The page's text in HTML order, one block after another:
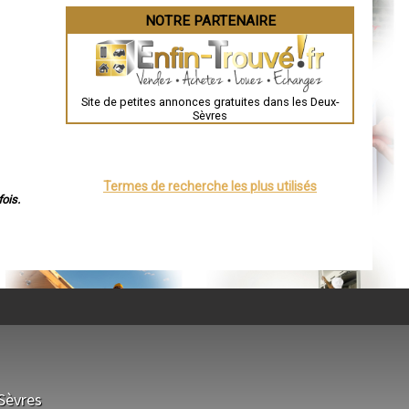
Besançon
Évreux
Chartres
Nîmes
Auch
Grenoble
Nantes
Orléans
Mende
NOTRE PARTENAIRE
Site de petites annonces gratuites dans les Deux-
Sèvres
Termes de recherche les plus utilisés